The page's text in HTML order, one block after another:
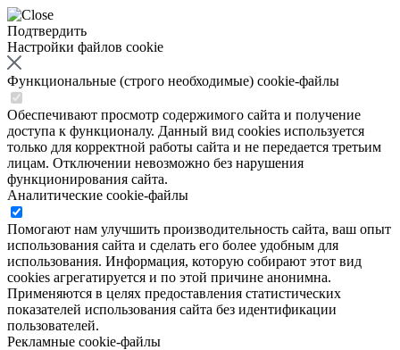
Подтвердить
Настройки файлов cookie
Функциональные (строго необходимые) cookie-файлы
Обеспечивают просмотр содержимого сайта и получение
доступа к функционалу. Данный вид cookies используется
только для корректной работы сайта и не передается третьим
лицам. Отключении невозможно без нарушения
функционирования сайта.
Аналитические cookie-файлы
Помогают нам улучшить производительность сайта, ваш опыт
использования сайта и сделать его более удобным для
использования. Информация, которую собирают этот вид
cookies агрегатируется и по этой причине анонимна.
Применяются в целях предоставления статистических
показателей использования сайта без идентификации
пользователей.
Рекламные cookie-файлы